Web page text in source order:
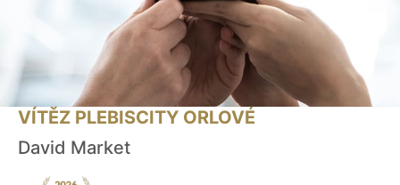
VÍTĚZ PLEBISCITY ORLOVÉ
David Market